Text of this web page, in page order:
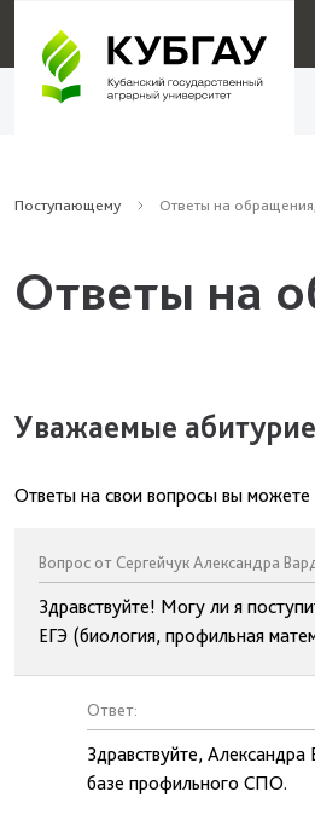
Поступающему Ответы на
Ответы на
Уважаемые
Ответы на свои вопросы вы можете
Вопрос от Сергейчук Александра
Здравствуйте! Могу ли я
ЕГЭ (биология, профильная
Ответ:
Здравствуйте,
базе профильного СПО.